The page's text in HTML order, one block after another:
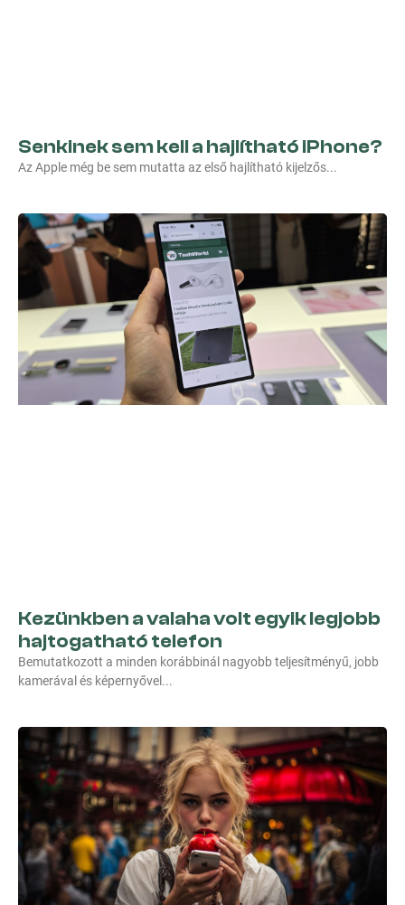
Senkinek sem kell a hajlítható iPhone?
Az Apple még be sem mutatta az első hajlítható kijelzős
Kezünkben a valaha volt egyik legjobb
hajtogatható telefon
Bemutatkozott a minden korábbinál nagyobb teljesítményű, jobb
kamerával és képernyővel